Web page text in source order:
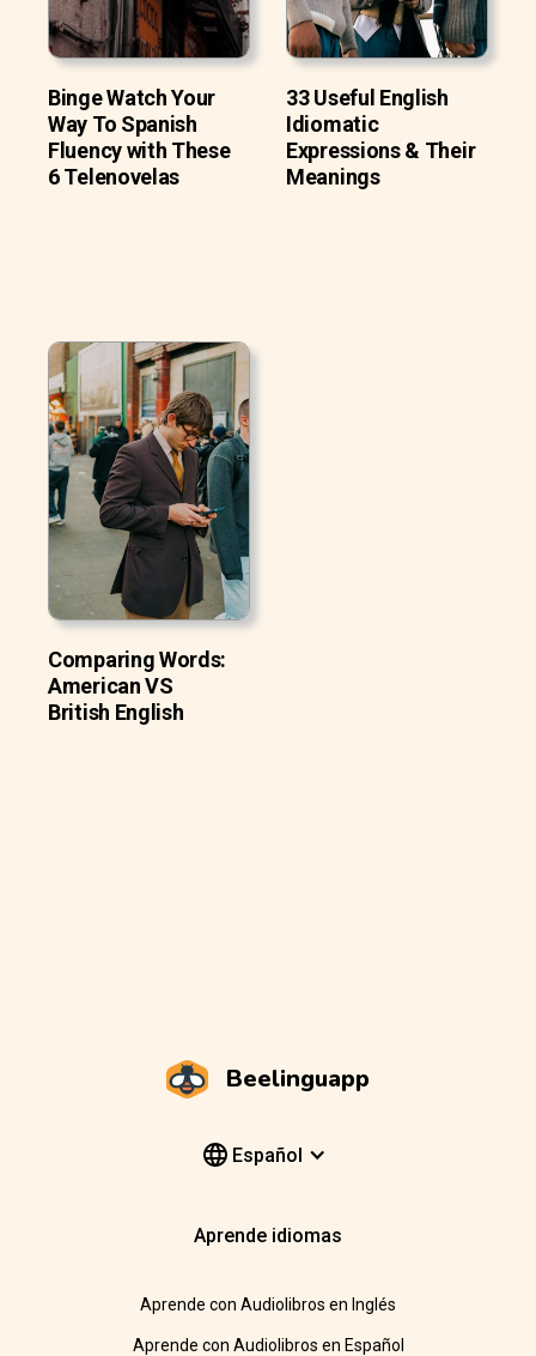
Binge Watch Your
Way To Spanish
Fluency with These
6 Telenovelas
33 Useful English
Idiomatic
Expressions & Their
Meanings
Comparing Words:
American VS
British English
Beelinguapp
Español
Aprende idiomas
Aprende con Audiolibros en Inglés
Aprende con Audiolibros en Español